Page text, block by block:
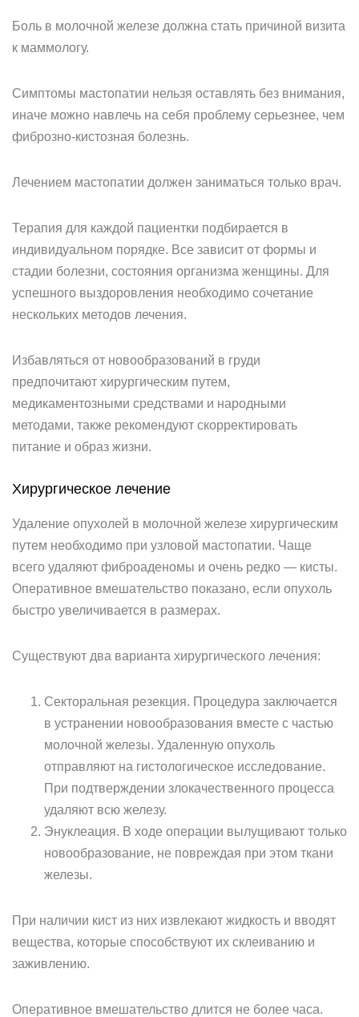
Боль в молочной железе должна стать причиной визита
к маммологу.
Симптомы мастопатии нельзя оставлять без внимания,
иначе можно навлечь на себя проблему серьезнее, чем
фиброзно-кистозная болезнь.
Лечением мастопатии должен заниматься только врач.
Терапия для каждой пациентки подбирается в
индивидуальном порядке. Все зависит от формы и
стадии болезни, состояния организма женщины. Для
успешного выздоровления необходимо сочетание
нескольких методов лечения.
Избавляться от новообразований в груди
предпочитают хирургическим путем,
медикаментозными средствами и народными
методами, также рекомендуют скорректировать
питание и образ жизни.
Хирургическое лечение
Удаление опухолей в молочной железе хирургическим
путем необходимо при узловой мастопатии. Чаще
всего удаляют фиброаденомы и очень редко — кисты.
Оперативное вмешательство показано, если опухоль
быстро увеличивается в размерах.
Существуют два варианта хирургического лечения:
Секторальная резекция. Процедура заключается
в устранении новообразования вместе с частью
молочной железы. Удаленную опухоль
отправляют на гистологическое исследование.
При подтверждении злокачественного процесса
удаляют всю железу.
Энуклеация. В ходе операции вылущивают только
новообразование, не повреждая при этом ткани
железы.
При наличии кист из них извлекают жидкость и вводят
вещества, которые способствуют их склеиванию и
заживлению.
Оперативное вмешательство длится не более часа.